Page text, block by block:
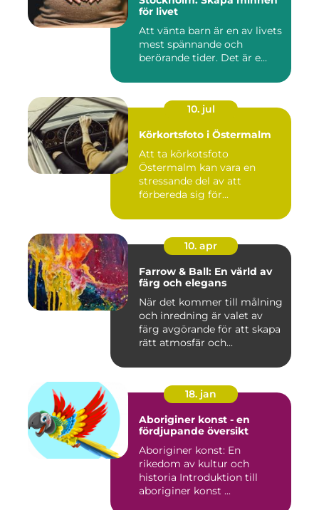
för livet
Att vänta barn är en av livets
mest spännande och
berörande tider. Det är e...
10. jul
Körkortsfoto i Östermalm
Att ta körkotsfoto
Östermalm kan vara en
stressande del av att
förbereda sig för...
10. apr
Farrow & Ball: En värld av
färg och elegans
När det kommer till målning
och inredning är valet av
färg avgörande för att skapa
rätt atmosfär och...
18. jan
Aboriginer konst - en
fördjupande översikt
Aboriginer konst: En
rikedom av kultur och
historia Introduktion till
aboriginer konst ...